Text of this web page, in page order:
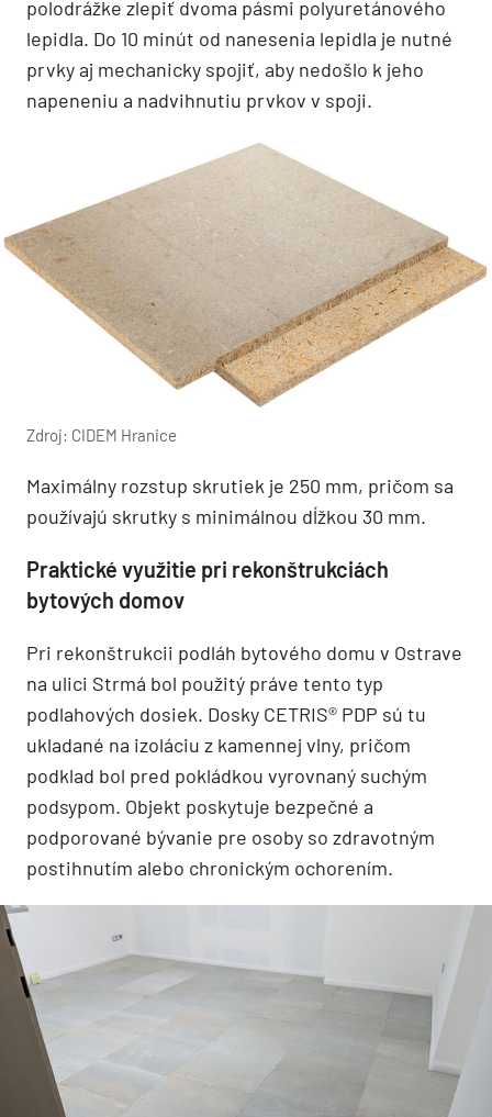
polodrážke zlepiť dvoma pásmi polyuretánového
lepidla. Do 10 minút od nanesenia lepidla je nutné
prvky aj mechanicky spojiť, aby nedošlo k jeho
napeneniu a nadvihnutiu prvkov v spoji.
Zdroj: CIDEM Hranice
Maximálny rozstup skrutiek je 250 mm, pričom sa
používajú skrutky s minimálnou dĺžkou 30 mm.
Praktické využitie pri rekonštrukciách
bytových domov
Pri rekonštrukcii podláh bytového domu v Ostrave
na ulici Strmá bol použitý práve tento typ
podlahových dosiek. Dosky CETRIS® PDP sú tu
ukladané na izoláciu z kamennej vlny, pričom
podklad bol pred pokládkou vyrovnaný suchým
podsypom. Objekt poskytuje bezpečné a
podporované bývanie pre osoby so zdravotným
postihnutím alebo chronickým ochorením.